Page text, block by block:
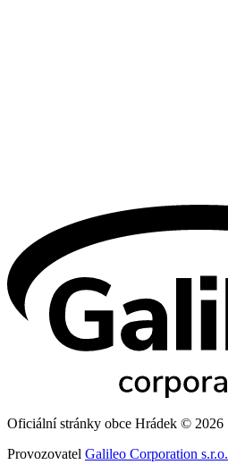
Oficiální stránky obce Hrádek © 2026
Provozovatel Galileo Corporation s.r.o.